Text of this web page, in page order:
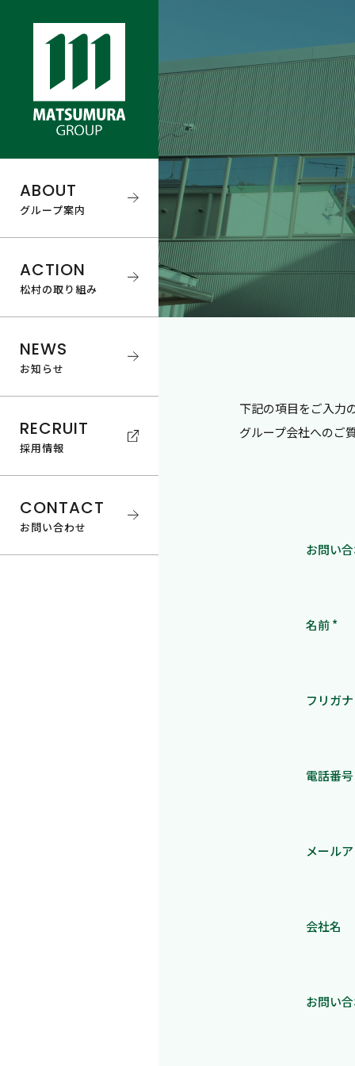
ABOUT
グループ案内
ACTION
松村の取り組み
NEWS
お知らせ
RECRUIT
採用情報
CONTACT
お問い合わせ
下記の項目をご入力
グループ会社へのご
お問い
名前 *
フリガ
電話番
メール
会社名
お問い